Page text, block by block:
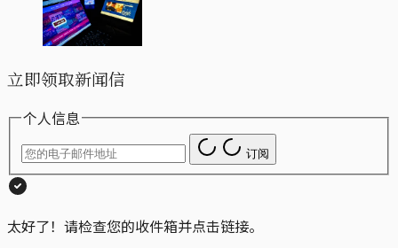
立即领取新闻信
个人信息
订阅
太好了！请检查您的收件箱并点击链接。